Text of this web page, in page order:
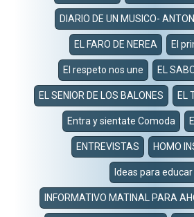
DIARIO DE UN MUSICO-
EL FARO DE NEREA El
El respeto nos une EL
EL SENIOR DE LOS BALONES EL
Entra y sientate Comoda
ENTREVISTAS HOMO
Ideas para educar
INFORMATIVO MATINAL PARA